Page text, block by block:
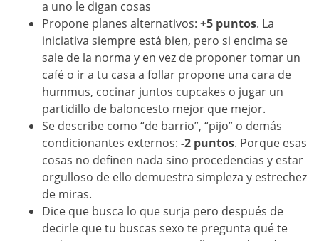
a uno le digan cosas
Propone planes alternativos:+5 puntos. La
iniciativa siempre está bien, pero si encima se
sale de la norma y en vez de proponer tomar un
café o ir a tu casa a follar propone una cara de
hummus, cocinar juntos cupcakes o jugar un
partidillo de baloncesto mejor que mejor.
Se describe como “de barrio”, “pijo” o demás
condicionantes externos:-2 puntos. Porque esas
cosas no definen nada sino procedencias y estar
orgulloso de ello demuestra simpleza y estrechez
de miras.
Dice que busca lo que surja pero después de
decirle que tu buscas sexo te pregunta qué te